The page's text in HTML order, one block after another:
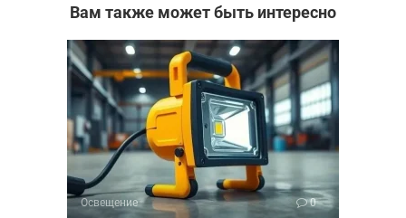
Вам также может быть интересно
Освещение 0